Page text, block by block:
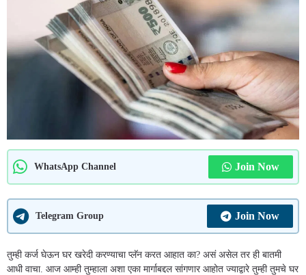
WhatsApp Channel Join Now
Telegram Group Join Now
तुम्ही कर्ज घेऊन घर खरेदी करण्याचा प्लॅन करत आहात का? असं असेल तर ही बातमी
आधी वाचा. आज आम्ही तुम्हाला अशा एका मार्गाबद्दल सांगणार आहोत ज्याद्वारे तुम्ही तुमचे घर